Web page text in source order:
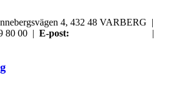
4, 432 48 VARBERG |
80 00 | E-post:
|